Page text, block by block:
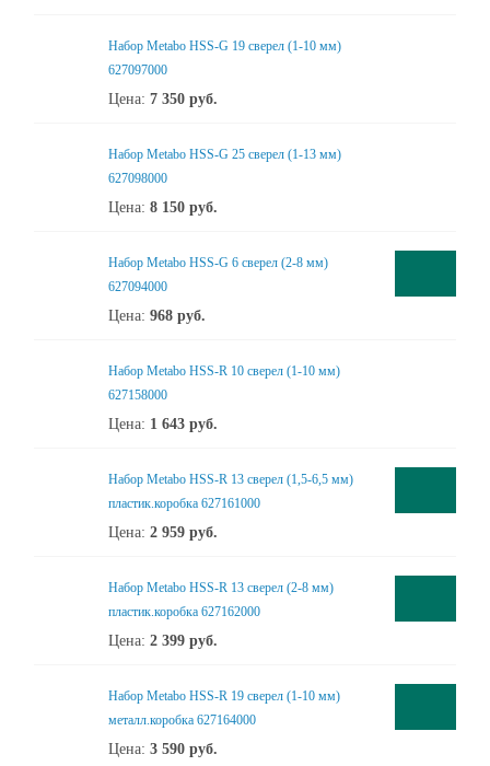
Набор Metabo HSS-G 19 сверел (1-10 мм)
627097000
Цена: 7 350 руб.
Набор Metabo HSS-G 25 сверел (1-13 мм)
627098000
Цена: 8 150 руб.
Набор Metabo HSS-G 6 сверел (2-8 мм)
627094000
Цена: 968 руб.
Набор Metabo HSS-R 10 сверел (1-10 мм)
627158000
Цена: 1 643 руб.
Набор Metabo HSS-R 13 сверел (1,5-6,5 мм)
пластик.коробка 627161000
Цена: 2 959 руб.
Набор Metabo HSS-R 13 сверел (2-8 мм)
пластик.коробка 627162000
Цена: 2 399 руб.
Набор Metabo HSS-R 19 сверел (1-10 мм)
металл.коробка 627164000
Цена: 3 590 руб.